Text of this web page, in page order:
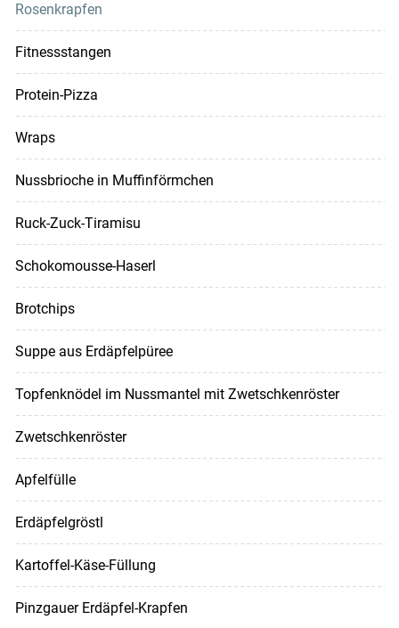
Rosenkrapfen
Fitnessstangen
Protein-Pizza
Wraps
Nussbrioche in Muffinförmchen
Ruck-Zuck-Tiramisu
Schokomousse-Haserl
Brotchips
Suppe aus Erdäpfelpüree
Topfenknödel im Nussmantel mit Zwetschkenröster
Zwetschkenröster
Apfelfülle
Erdäpfelgröstl
Kartoffel-Käse-Füllung
Pinzgauer Erdäpfel-Krapfen